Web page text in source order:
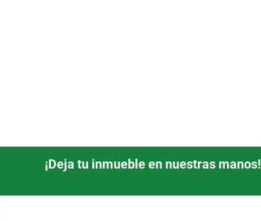
¡Deja tu inmueble en nuestras manos!